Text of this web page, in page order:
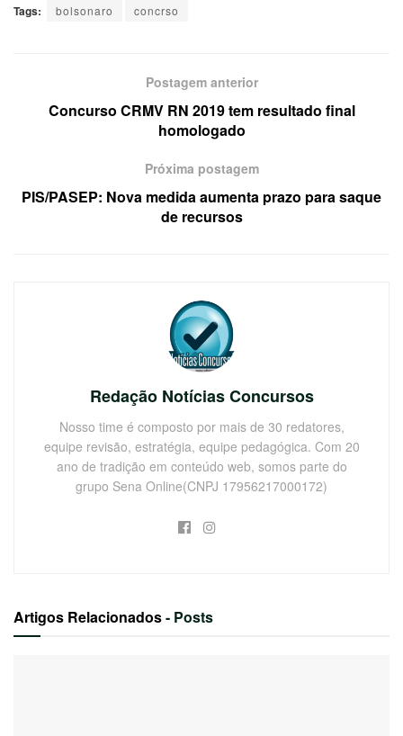
Tags: bolsonaro concrso
Postagem anterior
Concurso CRMV RN 2019 tem resultado final
homologado
Próxima postagem
PIS/PASEP: Nova medida aumenta prazo para saque
de recursos
Redação Notícias Concursos
Nosso time é composto por mais de 30 redatores,
equipe revisão, estratégia, equipe pedagógica. Com 20
ano de tradição em conteúdo web, somos parte do
grupo Sena Online(CNPJ 17956217000172)
Artigos Relacionados- Posts